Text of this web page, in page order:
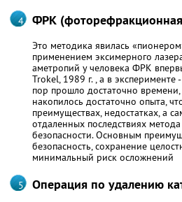
ФРК
Это методика явилась
применением эксимерного
аметропий у человека ФРК
Trokel, 1989 г. , а в эксперименте
пор прошло достаточно
накопилось достаточно опыта,
преимуществах, недостатках, а
отдаленных последствиях
безопасности. Основным
безопасность, сохранение
минимальный риск осложнений
Операция по удалению